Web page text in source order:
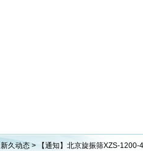
新久动态 > 【通知】北京旋振筛XZS-1200-